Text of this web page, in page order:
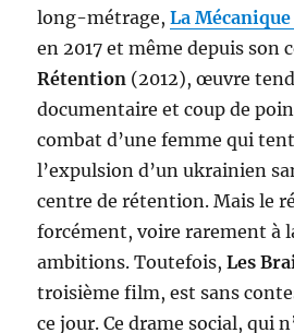
long-métrage,La
en 2017 et même depuis son
Rétention (2012), œuvre
documentaire et coup de
combat d’une femme qui
l’expulsion d’un ukrainien
centre de rétention. Mais le
forcément, voire rarement à
ambitions. Toutefois,Les
troisième film, est sans
ce jour. Ce drame social, qui